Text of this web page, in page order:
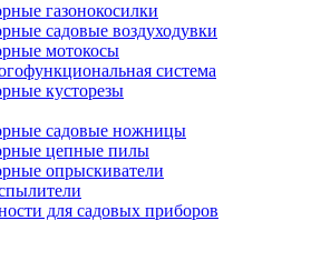
газонокосилки
садовые воздуходувки
мотокосы
система
кусторезы
садовые ножницы
цепные пилы
опрыскиватели
для садовых приборов